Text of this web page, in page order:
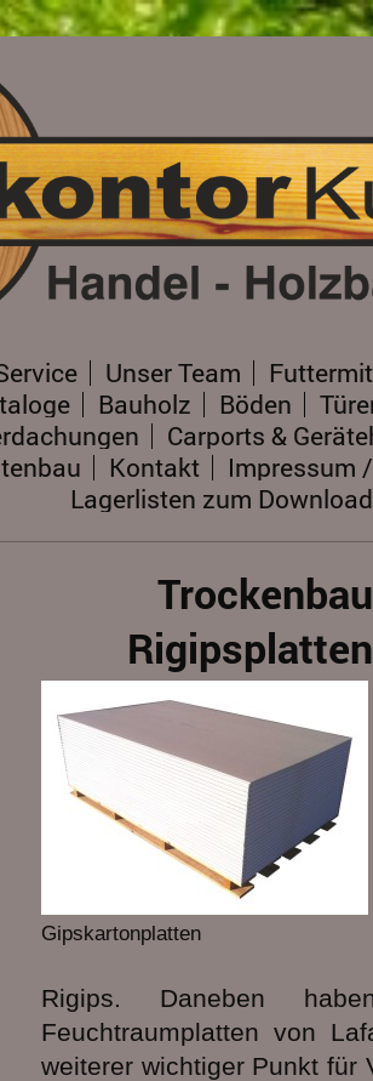
Unser Team
Bauholz Böden
Carports &
Kontakt Impressum
Lagerlisten zum Download
Gipskartonplatten
Rigips. Daneben
Feuchtraumplatten von
weiterer wichtiger Punkt für